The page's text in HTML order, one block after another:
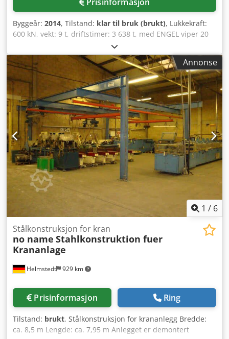
Byggeår: 2014, Tilstand: klar til bruk (brukt), Lukkekraft:
600 kN, vekt: 9 t, driftstimer: 3 638 t, med ENGEL viper 20
håndteringsrobot. Dcedpfx Ash Nypfjn Tek
Annonse
1 / 6
Helmstedt 929 km
Stålkonstruksjon for kran
no name Stahlkonstruktion fuer
Krananlage
Prisinformasjon Ring
Tilstand: brukt, Stålkonstruksjon for krananlegg Bredde:
ca. 8,5 m Lengde: ca. 7,95 m Anlegget er demontert